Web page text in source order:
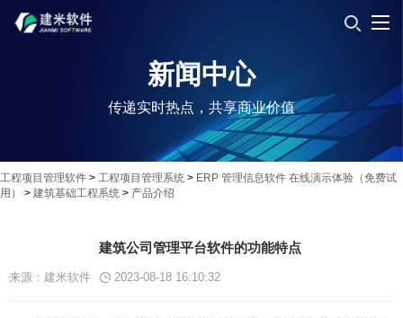
新闻中心
传递实时热点，共享商业价值
工程项目管理软件 > 工程项目管理系统 > ERP 管理信息软件 在线演示体验（免费试
用）
> 建筑基础工程系统 > 产品介绍
建筑公司管理平台软件的功能特点
来源：建米软件 2023-08-18 16:10:32